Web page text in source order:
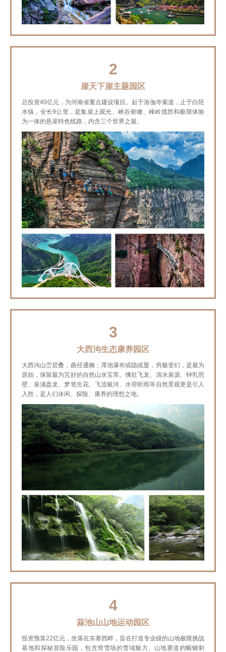
2
崖天下崖主题园区
总投资40亿元，为河南省重点建设项目。起于洛伽寺索道，止于白陉
水镇，全长9公里，是集崖上观光、峡谷俯瞰、峰岭揽胜和极限体验
为一体的悬崖特色线路，内含三个世界之最。
3
大西沟生态康养园区
大西沟山峦层叠，曲径通幽；潭池瀑布或隐或显，穷极变幻，是最为
原始，保留最为完好的自然山水宝库。佛肚飞龙、清水泉源、钟乳照
壁、泉涌盘龙、梦笔生花、飞流银河、水帘听雨等自然景观更是引人
入胜，是人们休闲、探险、康养的理想之地。
4
蒜池山山地运动园区
投资预算22亿元，坐落在东寨西畔，旨在打造专业级的山地极限挑战
基地和探秘冒险乐园，包含滑雪场的雪域魅力、山地赛道的蜿蜒刺